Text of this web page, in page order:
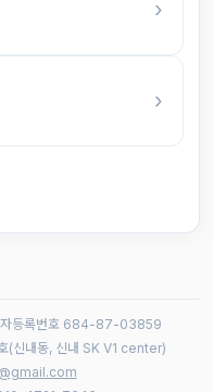
›
›
자등록번호 684-87-03859
(신내동, 신내 SK V1 center)